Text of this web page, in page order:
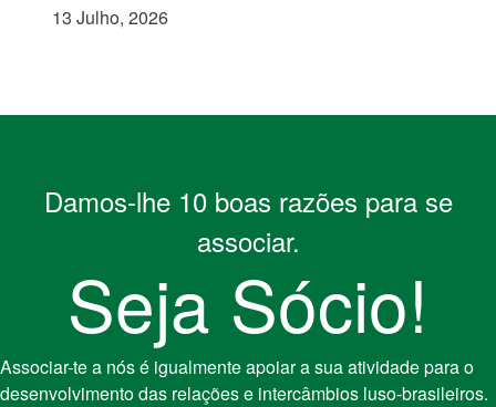
13 Julho, 2026
Damos-lhe 10 boas razões para se
associar.
Seja Sócio!
Associar-te a nós é igualmente apoiar a sua atividade para o
desenvolvimento das relações e intercâmbios luso-brasileiros.